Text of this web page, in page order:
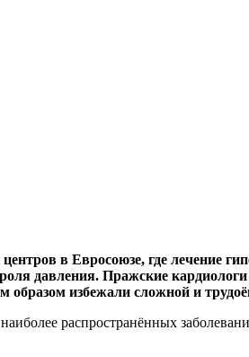
в Евросоюзе, где лечение
давления. Пражские
избежали сложной и
распространённых